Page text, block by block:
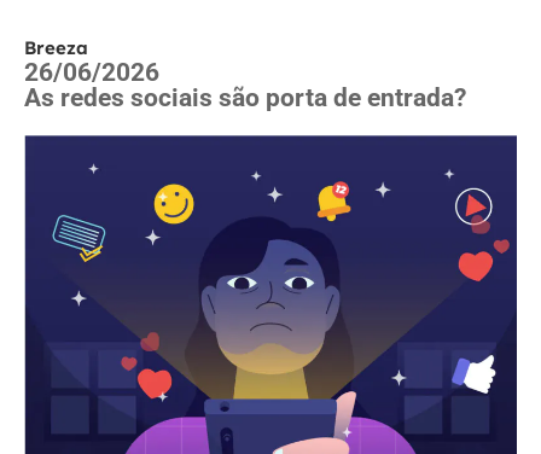
Breeza
26/06/2026
As redes sociais são porta de entrada?